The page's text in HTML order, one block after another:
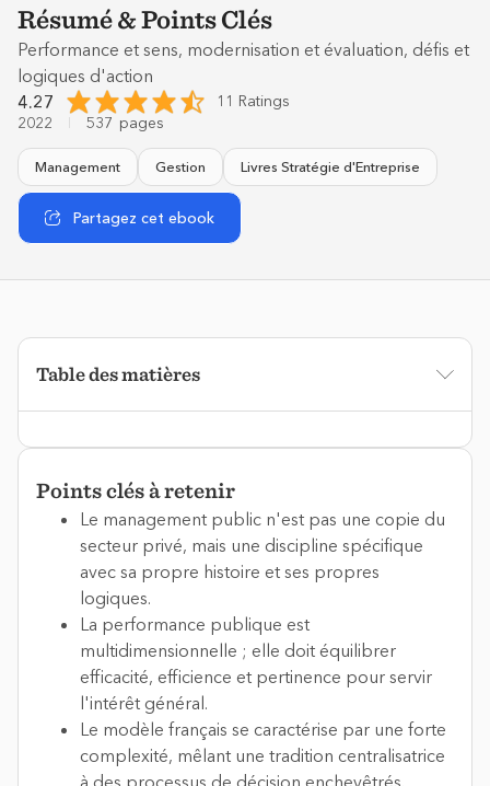
Résumé & Points Clés
Performance et sens, modernisation et évaluation, défis et
logiques d'action
4.27
11 Ratings
2022
537 pages
Management Gestion Livres Stratégie d'Entreprise
Partagez cet ebook
Points clés à retenir
Le management public n'est pas une copie du
secteur privé, mais une discipline spécifique
avec sa propre histoire et ses propres
logiques.
La performance publique est
multidimensionnelle ; elle doit équilibrer
efficacité, efficience et pertinence pour servir
l'intérêt général.
Le modèle français se caractérise par une forte
complexité, mêlant une tradition centralisatrice
à des processus de décision enchevêtrés.
Table des matières